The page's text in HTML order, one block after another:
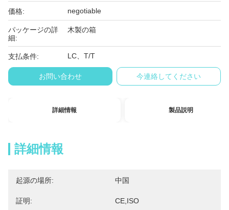
価格: negotiable
パッケージの詳
細:
木製の箱
支払条件: LC、T/T
お問い合わせ 今連絡してください
詳細情報 製品説明
詳細情報
起源の場所: 中国
証明: CE,ISO